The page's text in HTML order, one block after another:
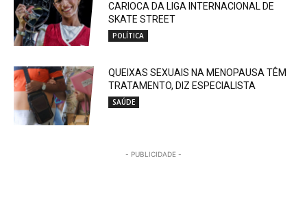
CARIOCA DA LIGA INTERNACIONAL DE
SKATE STREET
POLÍTICA
QUEIXAS SEXUAIS NA MENOPAUSA TÊM
TRATAMENTO, DIZ ESPECIALISTA
SAÚDE
- PUBLICIDADE -